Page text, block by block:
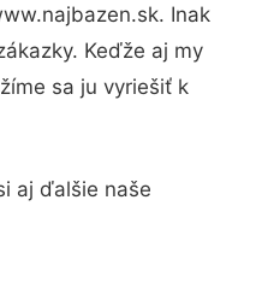
Inak
Keďže aj my
sa ju vyriešiť k
aj ďalšie naše